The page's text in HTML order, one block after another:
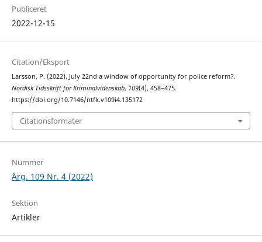
Publiceret
2022-12-15
Citation/Eksport
Larsson, P. (2022). July 22nd a window of opportunity for police reform?.
Nordisk Tidsskrift for Kriminalvidenskab, 109(4), 458–475.
https://doi.org/10.7146/ntfk.v109i4.135172
Citationsformater
Nummer
Årg. 109 Nr. 4 (2022)
Sektion
Artikler